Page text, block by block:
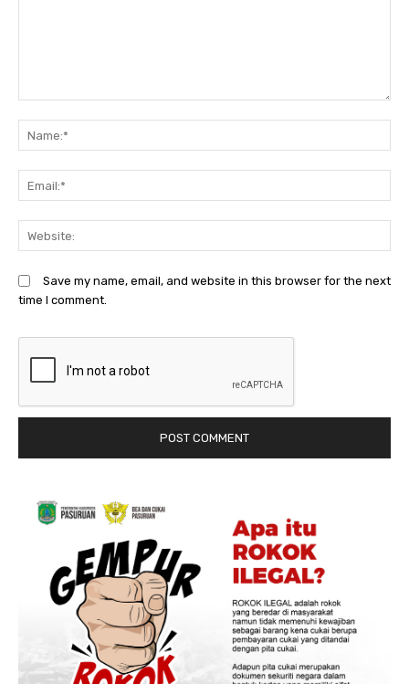
Save my name, email, and website in this browser for the next
time I comment.